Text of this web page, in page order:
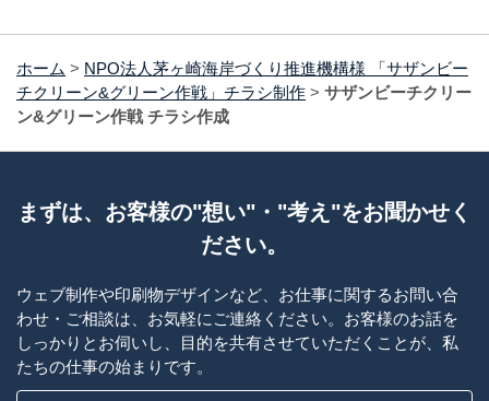
ホーム > NPO法人茅ヶ崎海岸づくり推進機構様 「サザンビー
チクリーン&グリーン作戦」チラシ制作 > サザンビーチクリー
ン&グリーン作戦 チラシ作成
まずは、お客様の"想い"・"考え"をお聞かせく
ださい。
ウェブ制作や印刷物デザインなど、お仕事に関するお問い合
わせ・ご相談は、お気軽にご連絡ください。お客様のお話を
しっかりとお伺いし、目的を共有させていただくことが、私
たちの仕事の始まりです。